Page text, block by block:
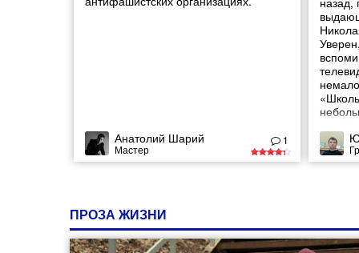
Анатолий Шарий
Мастер
1
ПРОЗА ЖИЗНИ